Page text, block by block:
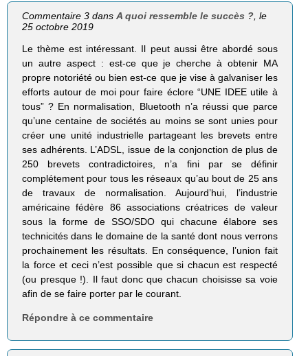
Commentaire 3 dansA quoi ressemble le succès ? , le
25 octobre 2019
Le thème est intéressant. Il peut aussi être abordé sous
un autre aspect : est-ce que je cherche à obtenir MA
propre notoriété ou bien est-ce que je vise à galvaniser les
efforts autour de moi pour faire éclore “UNE IDEE utile à
tous” ? En normalisation, Bluetooth n’a réussi que parce
qu’une centaine de sociétés au moins se sont unies pour
créer une unité industrielle partageant les brevets entre
ses adhérents. L’ADSL, issue de la conjonction de plus de
250 brevets contradictoires, n’a fini par se définir
complétement pour tous les réseaux qu’au bout de 25 ans
de travaux de normalisation. Aujourd’hui, l’industrie
américaine fédère 86 associations créatrices de valeur
sous la forme de SSO/SDO qui chacune élabore ses
technicités dans le domaine de la santé dont nous verrons
prochainement les résultats. En conséquence, l’union fait
la force et ceci n’est possible que si chacun est respecté
(ou presque !). Il faut donc que chacun choisisse sa voie
afin de se faire porter par le courant.
Répondre à ce commentaire